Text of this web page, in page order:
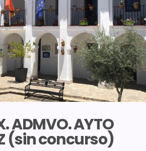
ADMVO. AYTO
(sin concurso)